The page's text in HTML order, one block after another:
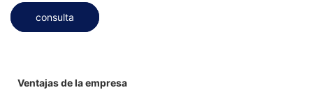
consulta
Ventajas de la empresa